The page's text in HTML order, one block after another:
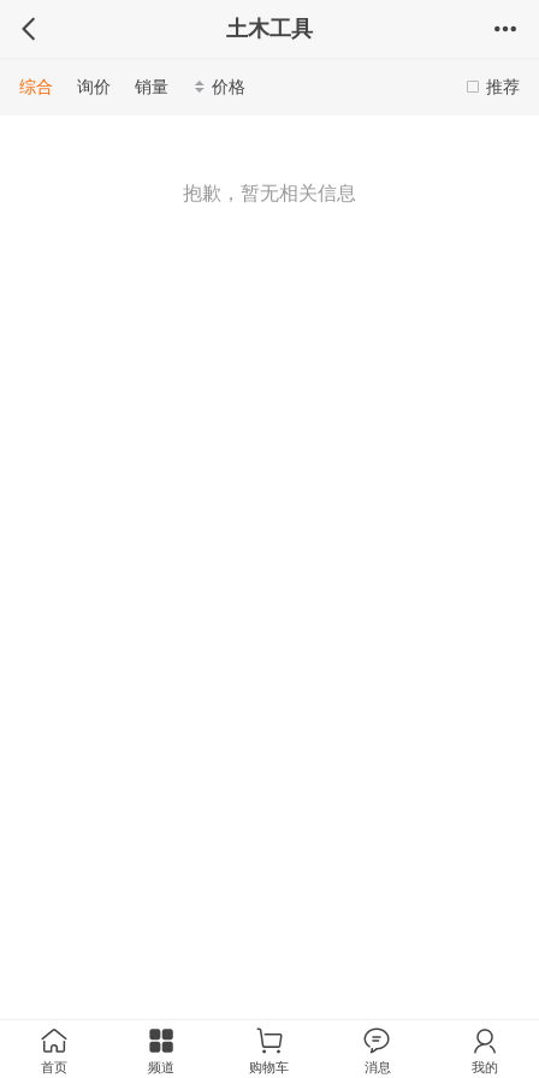
土木工具
推荐
综合 询价 销量 价格
抱歉，暂无相关信息
首页 频道 购物车 消息 我的